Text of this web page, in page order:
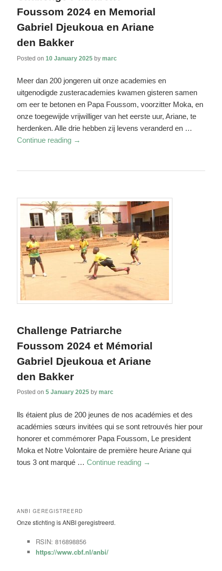
Foussom 2024 en Memorial
Gabriel Djeukoua en Ariane
den Bakker
Posted on10 January 2025 bymarc
Meer dan 200 jongeren uit onze academies en
uitgenodigde zusteracademies kwamen gisteren samen
om eer te betonen en Papa Foussom, voorzitter Moka, en
onze toegewijde vrijwilliger van het eerste uur, Ariane, te
herdenken. Alle drie hebben zij levens veranderd en …
Continue reading →
Challenge Patriarche
Foussom 2024 et Mémorial
Gabriel Djeukoua et Ariane
den Bakker
Posted on5 January 2025 bymarc
lls étaient plus de 200 jeunes de nos académies et des
académies sœurs invitées qui se sont retrouvés hier pour
honorer et commémorer Papa Foussom, Le president
Moka et Notre Volontaire de première heure Ariane qui
tous 3 ont marqué …Continue reading →
ANBI GEREGISTREERD
Onze stichting is ANBI geregistreerd.
RSIN: 816898856
https://www.cbf.nl/anbi/